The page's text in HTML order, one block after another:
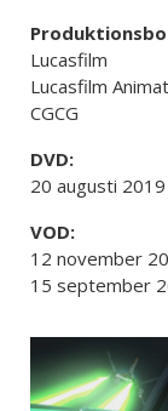
Lucasfilm
Lucasfilm
CGCG
DVD:
20 augusti 2019
VOD:
12 november
15 september